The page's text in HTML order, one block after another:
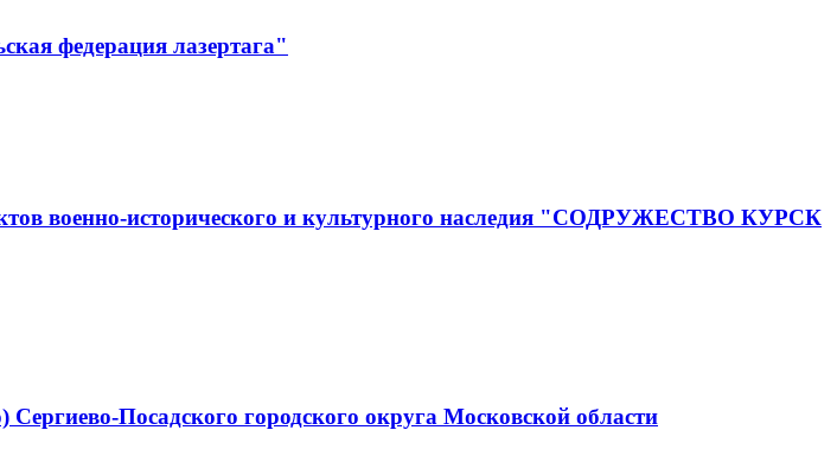
федерация лазертага"
военно-исторического и культурного наследия "СОДРУЖЕСТВО КУРСК
Посадского городского округа Московской области